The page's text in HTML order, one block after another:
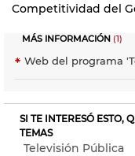
Competitividad del
MÁS INFORMACIÓN (1)
Web del programa
SI TE INTERESÓ ESTO,
TEMAS
Televisión Pública